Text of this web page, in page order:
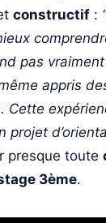
constructif :
pas
appris
Cette
projet
presque toute
3ème.